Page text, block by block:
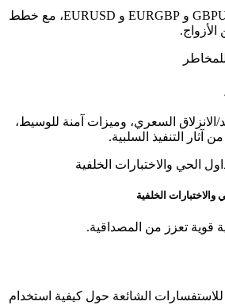
مُحسَّن للتداول على GBPUSD و EURGBP و EURUSD، مع خطط
السعري، وميزات آمنة للوسيط،
الخلفية
قوية تعزز من المصداقية.
الشائعة حول كيفية استخدام